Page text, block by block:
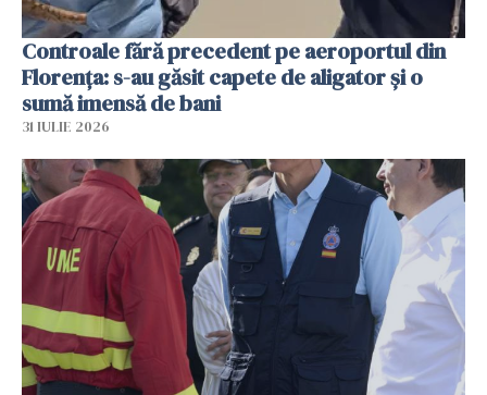
Controale fără precedent pe aeroportul din
Florența: s-au găsit capete de aligator și o
sumă imensă de bani
31 IULIE 2026